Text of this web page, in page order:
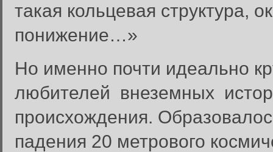
такая кольцевая структура,
понижение…»
Но именно почти идеально
любителей внеземных
происхождения.
падения 20 метрового